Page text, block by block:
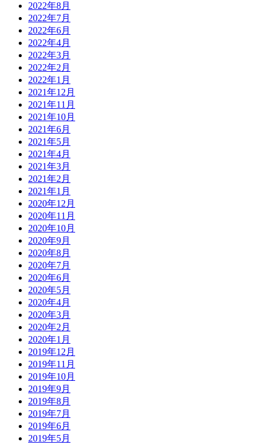
2022年8月
2022年7月
2022年6月
2022年4月
2022年3月
2022年2月
2022年1月
2021年12月
2021年11月
2021年10月
2021年6月
2021年5月
2021年4月
2021年3月
2021年2月
2021年1月
2020年12月
2020年11月
2020年10月
2020年9月
2020年8月
2020年7月
2020年6月
2020年5月
2020年4月
2020年3月
2020年2月
2020年1月
2019年12月
2019年11月
2019年10月
2019年9月
2019年8月
2019年7月
2019年6月
2019年5月